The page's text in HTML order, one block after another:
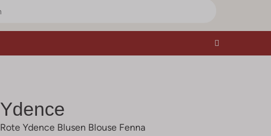
Ydence
Rote Ydence Blusen Blouse Fenna